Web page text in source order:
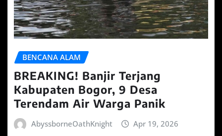
BENCANA ALAM
BREAKING! Banjir Terjang
Kabupaten Bogor, 9 Desa
Terendam Air Warga Panik
AbyssborneOathKnight Apr 19, 2026